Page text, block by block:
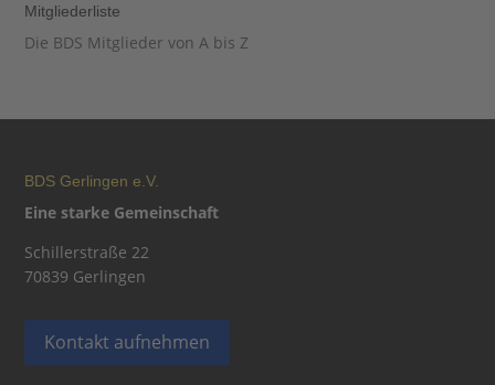
Mitgliederliste
Die BDS Mitglieder von A bis Z
BDS Gerlingen e.V.
Eine starke Gemeinschaft
Schillerstraße 22
70839 Gerlingen
Kontakt aufnehmen